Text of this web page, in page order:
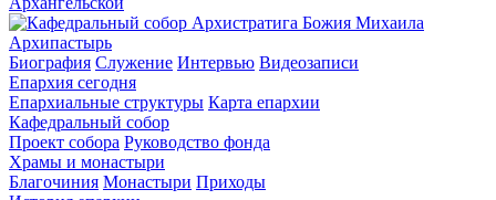
Архипастырь
Биография Служение Интервью Видеозаписи
Епархия сегодня
Епархиальные структуры Карта епархии
Кафедральный собор
Проект собора Руководство фонда
Храмы и монастыри
Благочиния Монастыри Приходы